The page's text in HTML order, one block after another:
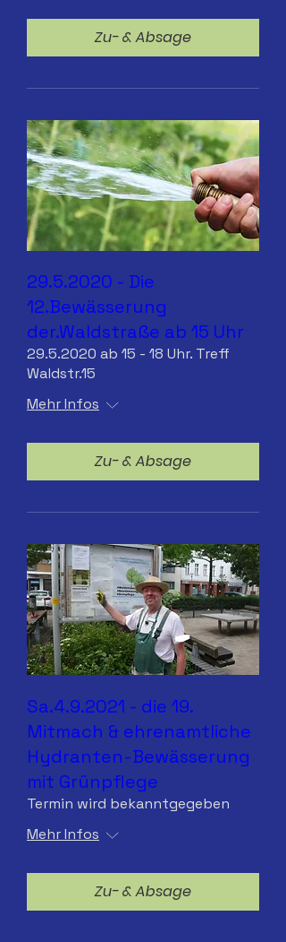
Zu- & Absage
29.5.2020 - Die
12.Bewässerung
der.Waldstraße ab 15 Uhr
29.5.2020 ab 15 - 18 Uhr. Treff
Waldstr.15
Mehr Infos
Zu- & Absage
Sa.4.9.2021 - die 19.
Mitmach & ehrenamtliche
Hydranten-Bewässerung
mit Grünpflege
Termin wird bekanntgegeben
Mehr Infos
Zu- & Absage